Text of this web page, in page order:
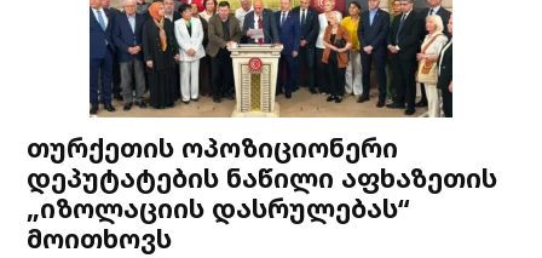
თურქეთის ოპოზიციონერი
დეპუტატების ნაწილი აფხაზეთის
„იზოლაციის დასრულებას“
მოითხოვს